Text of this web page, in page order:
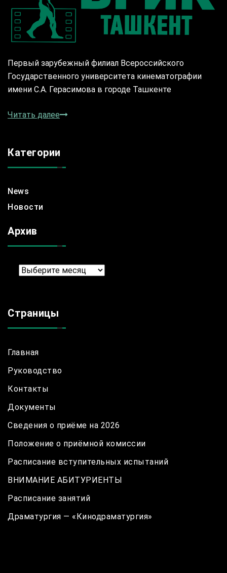
Первый зарубежный филиал Всероссийского
Государственного университета кинематографии
имени С.А. Герасимова в городе Ташкенте
Читать далее
Категории
News
Новости
Архив
Архив
Страницы
Главная
Руководство
Контакты
Документы
Сведения о приёме на 2026
Положение о приёмной комиссии
Расписание вступительных испытаний
ВНИМАНИЕ АБИТУРИЕНТЫ
Расписание занятий
Драматургия — «Кинодраматургия»